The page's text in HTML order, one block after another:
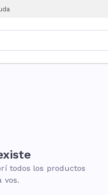
todos los productos
vos.